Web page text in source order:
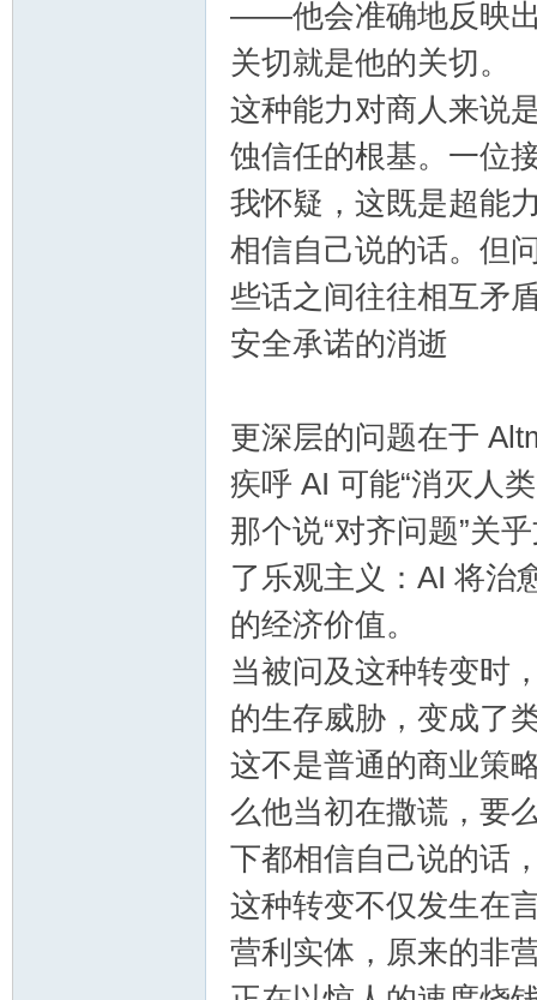
——他会准确地反映出
关切就是他的关切。
这种能力对商人来说
蚀信任的根基。一位
我怀疑，这既是超能
相信自己说的话。但
些话之间往往相互矛
安全承诺的消逝
更深层的问题在于
疾呼 AI 可能“消灭人
那个说“对齐问题”关
了乐观主义：AI 将治
的经济价值。
当被问及这种转变时
的生存威胁，变成了
这不是普通的商业策
么他当初在撒谎，要
下都相信自己说的话
这种转变不仅发生在
营利实体，原来的非